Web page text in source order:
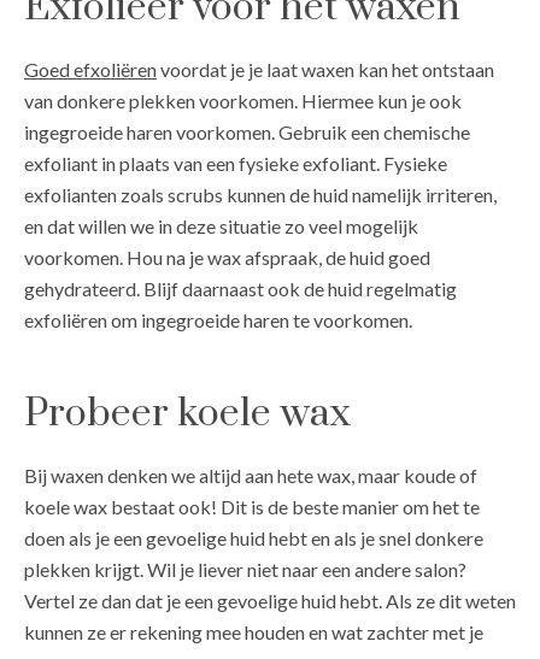
Goed efxoliërenvoordat je je laat waxen kan het ontstaan
van donkere plekken voorkomen. Hiermee kun je ook
ingegroeide haren voorkomen. Gebruik een chemische
exfoliant in plaats van een fysieke exfoliant. Fysieke
exfolianten zoals scrubs kunnen de huid namelijk irriteren,
en dat willen we in deze situatie zo veel mogelijk
voorkomen. Hou na je wax afspraak, de huid goed
gehydrateerd. Blijf daarnaast ook de huid regelmatig
exfoliëren om ingegroeide haren te voorkomen.
Probeer koele wax
Bij waxen denken we altijd aan hete wax, maar koude of
koele wax bestaat ook! Dit is de beste manier om het te
doen als je een gevoelige huid hebt en als je snel donkere
plekken krijgt. Wil je liever niet naar een andere salon?
Vertel ze dan dat je een gevoelige huid hebt. Als ze dit weten
kunnen ze er rekening mee houden en wat zachter met je